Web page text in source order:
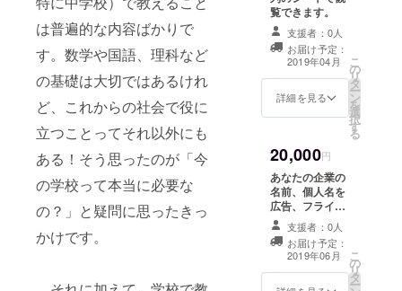
は普遍的な内容ばかりで
す。数学や国語、理科など
の基礎は大切ではあるけれ
ど、これからの社会で役に
立つことってそれ以外にも
ある！そう思ったのが「今
の学校って本当に必要な
の？」と疑問に思ったきっ
かけです。
イベン
ト開催
予定の1
か月
前、4月
でを予
定して
全てこ
持ちま
す。支
援者様
がして
いした
い、お
ていた
だきま
す。 日
時は相
談して
決めさ
覧できます。
支援者：0人
お届け予定：
2019年04月
詳細を見る
こ
の
リ
タ
ー
ン
を
選
択
す
る
20,000円
あなたの企業の
名前、個人名を
広告、フライ
ヤーに協賛とし
て掲示させてい
ただきます
支援者：0人
お届け予定：
2019年06月
こ
の
リ
タ
ー